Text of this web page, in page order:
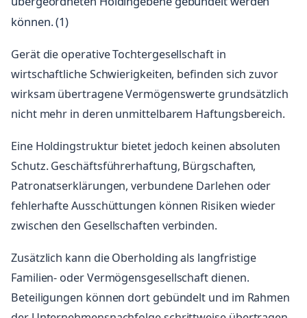
können. (1)
Gerät die operative Tochtergesellschaft in
wirtschaftliche Schwierigkeiten, befinden sich zuvor
wirksam übertragene Vermögenswerte grundsätzlich
nicht mehr in deren unmittelbarem Haftungsbereich.
Eine Holdingstruktur bietet jedoch keinen absoluten
Schutz. Geschäftsführerhaftung, Bürgschaften,
Patronatserklärungen, verbundene Darlehen oder
fehlerhafte Ausschüttungen können Risiken wieder
zwischen den Gesellschaften verbinden.
Zusätzlich kann die Oberholding als langfristige
Familien- oder Vermögensgesellschaft dienen.
Beteiligungen können dort gebündelt und im Rahmen